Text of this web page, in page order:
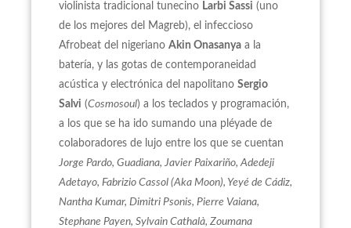
violinista tradicional tunecino Larbi Sassi (uno
de los mejores del Magreb), el infeccioso
Afrobeat del nigeriano Akin Onasanya a la
batería, y las gotas de contemporaneidad
acústica y electrónica del napolitano Sergio
Salvi (Cosmosoul) a los teclados y programación,
a los que se ha ido sumando una pléyade de
colaboradores de lujo entre los que se cuentan
Jorge Pardo, Guadiana, Javier Paixariño, Adedeji
Adetayo, Fabrizio Cassol (Aka Moon), Yeyé de Cádiz,
Nantha Kumar, Dimitri Psonis, Pierre Vaiana,
Stephane Payen, Sylvain Cathalà, Zoumana